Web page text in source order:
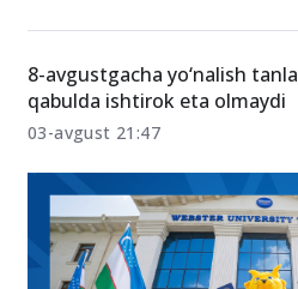
kelmaganlarga to‘lov
04-avgust 23:05
qabulda ishtirok eta olmaydi
03-avgust 21:47